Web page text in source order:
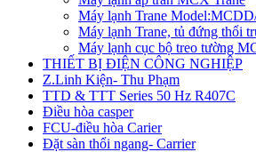
Máy lạnh Trane
Máy lạnh Trane, tủ đứng thổi
Máy lạnh cục bộ treo tường
THIẾT BỊ ĐIỆN CÔNG NGHIỆP
Z.Linh Kiện- Thu Phạm
TTD & TTT Series 50 Hz R407C
Điều hòa casper
FCU-điều hòa Carier
Đặt sàn thổi ngang- Carrier